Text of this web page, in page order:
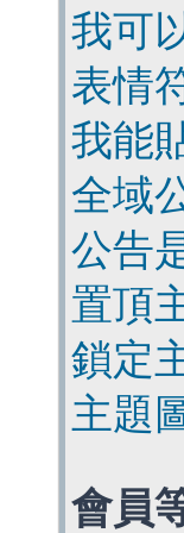
我可
表情
我能
全域
公告
置頂
鎖定
主題
會員